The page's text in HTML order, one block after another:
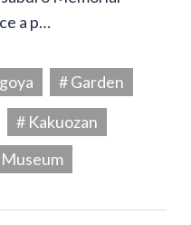
a p…
# Garden
# Kakuozan